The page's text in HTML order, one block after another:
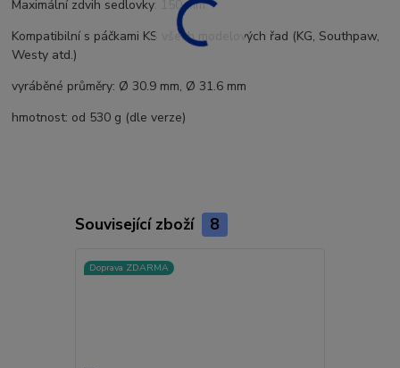
Maximální zdvih sedlovky: 150 mm
Kompatibilní s páčkami KS všech modelových řad (KG, Southpaw,
Westy atd.)
vyráběné průměry: Ø 30.9 mm, Ø 31.6 mm
hmotnost: od 530 g (dle verze)
Související zboží 8
Doprava ZDARMA